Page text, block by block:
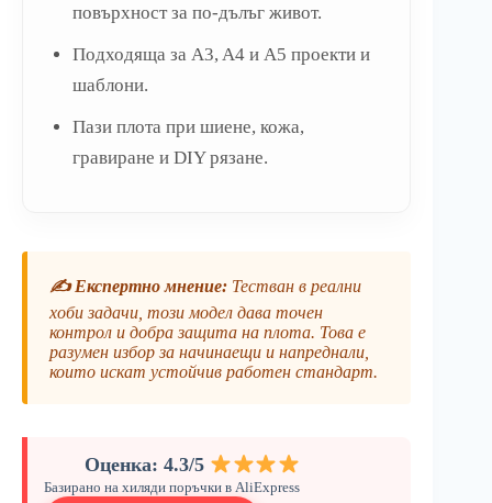
повърхност за по-дълъг живот.
Подходяща за A3, A4 и A5 проекти и
шаблони.
Пази плота при шиене, кожа,
гравиране и DIY рязане.
✍️ Експертно мнение: Тестван в реални
хоби задачи, този модел дава точен
контрол и добра защита на плота. Това е
разумен избор за начинаещи и напреднали,
които искат устойчив работен стандарт.
Оценка: 4.3/5
Базирано на хиляди поръчки в AliExpress